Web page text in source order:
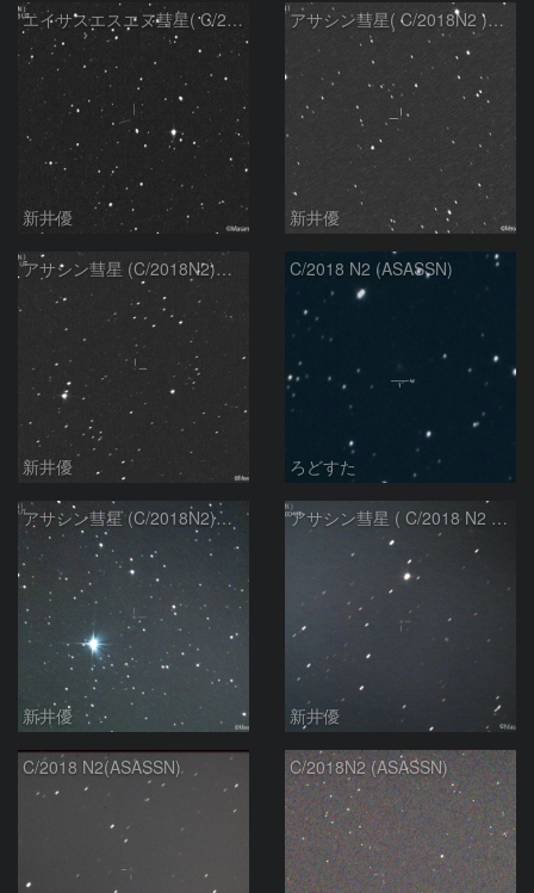
エイサスエスエヌ彗星( C/2018N2 )：2022/02/07
新井優
アサシン彗星( C/2018N2 )：2021/06/10
新井優
アサシン彗星 (C/2018N2)：2021/03/24
新井優
C/2018 N2 (ASASSN)
ろどすた
アサシン彗星 (C/2018N2)：2021/01/15
新井優
アサシン彗星 ( C/2018 N2 ) :2020/10/24
新井優
C/2018 N2(ASASSN) C/2018N2 (ASASSN)